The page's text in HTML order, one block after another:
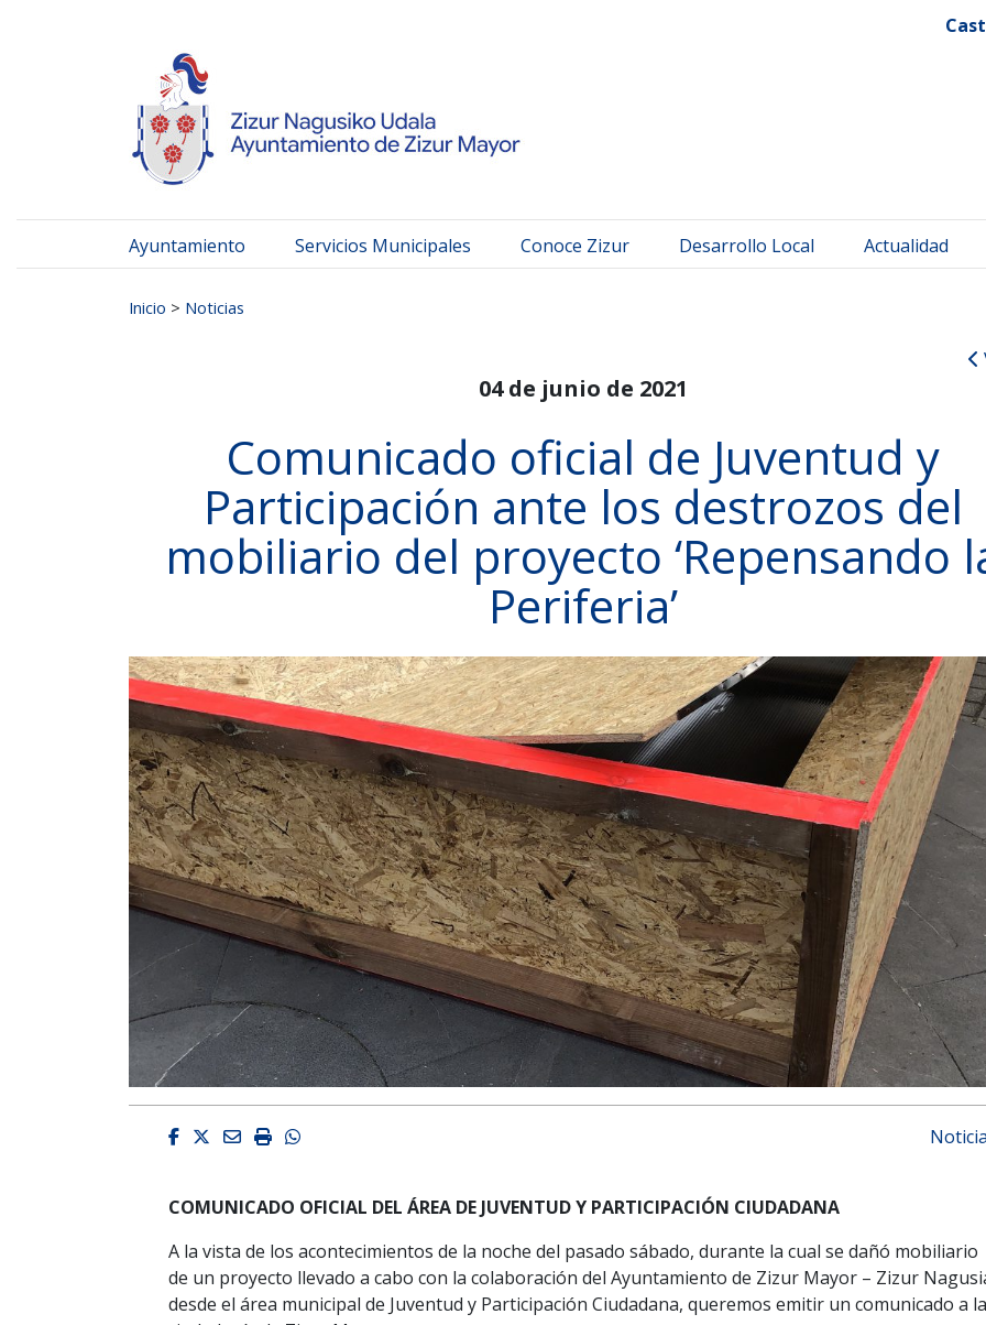
Ayuntamiento Servicios Municipales Conoce Zizur Desarrollo Local Actualidad
Inicio > Noticias
04 de junio de 2021
Comunicado oficial de Juventud y
Participación ante los destrozos del
mobiliario del proyecto ‘Repensando
Periferia’
Facebook
Twitter
EmailImprimirWhatsapp
COMUNICADO OFICIAL DEL ÁREA DE JUVENTUD Y PARTICIPACIÓN CIUDADANA
A la vista de los acontecimientos de la noche del pasado sábado, durante la cual se dañó mobiliario
de un proyecto llevado a cabo con la colaboración del Ayuntamiento de Zizur Mayor – Zizur
desde el área municipal de Juventud y Participación Ciudadana, queremos emitir un comunicado a la